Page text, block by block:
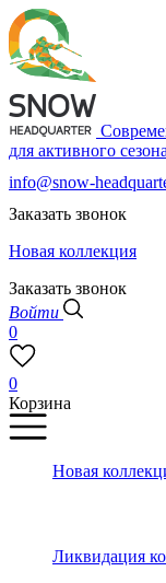
для активного сезона
info@snow-
Заказать звонок
Новая коллекция
Заказать звонок
Войти
0
0
Корзина
Новая
Ликвидация